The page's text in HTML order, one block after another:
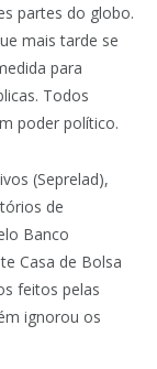
partes do globo.
mais tarde se
para
Todos
poder político.
(Seprelad),
de
Banco
Casa de Bolsa
feitos pelas
ignorou os